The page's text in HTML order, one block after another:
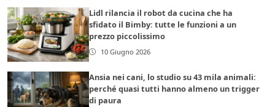
Lidl rilancia il robot da cucina che ha
sfidato il Bimby: tutte le funzioni a un
prezzo piccolissimo
10 Giugno 2026
Ansia nei cani, lo studio su 43 mila animali:
perché quasi tutti hanno almeno un trigger
di paura